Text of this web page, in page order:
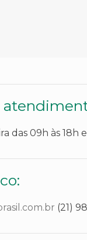
das 09h às 18h
(21)